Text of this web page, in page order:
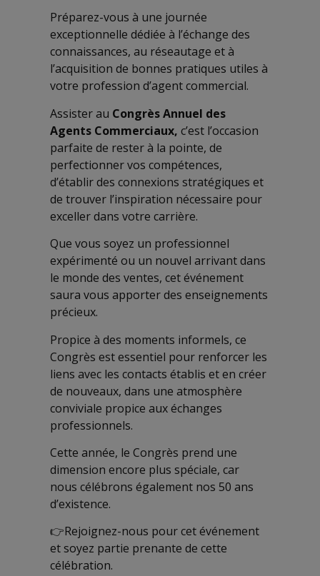
Préparez-vous à une journée
exceptionnelle dédiée à l’échange des
connaissances, au réseautage et à
l’acquisition de bonnes pratiques utiles à
votre profession d’agent commercial.
Assister au Congrès Annuel des
Agents Commerciaux, c’est l’occasion
parfaite de rester à la pointe, de
perfectionner vos compétences,
d’établir des connexions stratégiques et
de trouver l’inspiration nécessaire pour
exceller dans votre carrière.
Que vous soyez un professionnel
expérimenté ou un nouvel arrivant dans
le monde des ventes, cet événement
saura vous apporter des enseignements
précieux.
Propice à des moments informels, ce
Congrès est essentiel pour renforcer les
liens avec les contacts établis et en créer
de nouveaux, dans une atmosphère
conviviale propice aux échanges
professionnels.
Cette année, le Congrès prend une
dimension encore plus spéciale, car
nous célébrons également nos 50 ans
d’existence.
👉Rejoignez-nous pour cet événement
et soyez partie prenante de cette
célébration.